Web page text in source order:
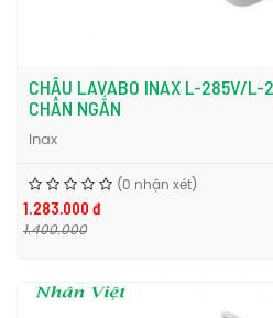
CHẬU LAVABO INAX L-285V/L-
CHÂN NGẮN
Inax
(0 nhận xét)
1.283.000 đ
1.400.000